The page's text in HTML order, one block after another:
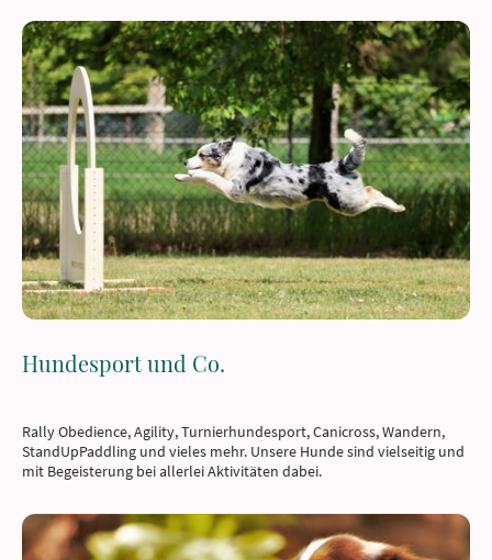
Hundesport und Co.
Rally Obedience, Agility, Turnierhundesport, Canicross, Wandern,
StandUpPaddling und vieles mehr. Unsere Hunde sind vielseitig und
mit Begeisterung bei allerlei Aktivitäten dabei.